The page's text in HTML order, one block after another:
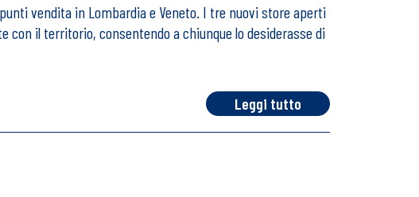
vendita in Lombardia e Veneto. I tre nuovi store aperti
con il territorio, consentendo a chiunque lo desiderasse di
Leggi tutto